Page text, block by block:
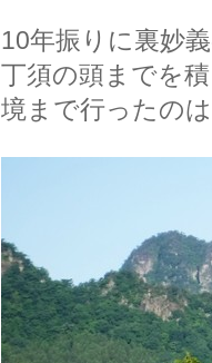
10年振りに裏妙
丁須の頭までを
境まで行ったの